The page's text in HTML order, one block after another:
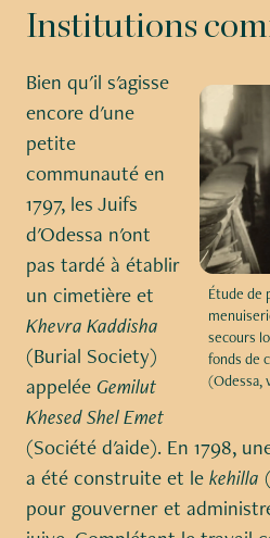
Institutions
Étude de
secours
fonds de
(Odessa,
Bien qu'il s'agisse
encore d'une
petite
communauté en
1797, les Juifs
d'Odessa n'ont
pas tardé à établir
un cimetière et
Khevra Kaddisha
(Burial Society)
appelée Gemilut
Khesed Shel Emet
(Société d'aide). En 1798,
a été construite et le kehilla
pour gouverner et